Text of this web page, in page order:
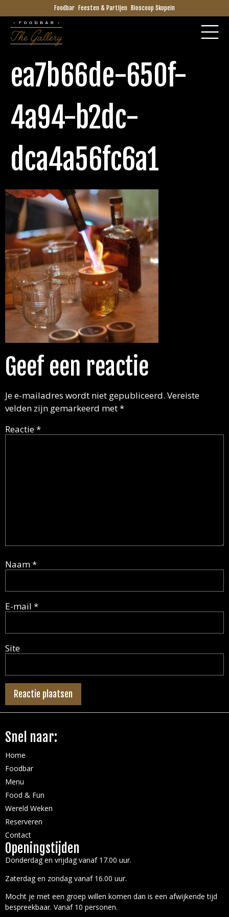
Foodbar Feesten & Partijen Bioscoop Skopein
ea7b66de-650f-
4a94-b2dc-
dca4a56fc6a1
Geef een reactie
Je e-mailadres wordt niet gepubliceerd. Vereiste
velden zijn gemarkeerd met*
Reactie*
Naam*
E-mail *
Site
Snel naar:
Home
Foodbar
Menu
Food & Fun
Wereld Weken
Reserveren
Contact
Openingstijden
Donderdag en vrijdag vanaf 17.00 uur.
Zaterdag en zondag vanaf 16.00 uur.
Mocht je met een groep willen komen dan is een afwijkende tijd
bespreekbaar. Vanaf 10 personen.